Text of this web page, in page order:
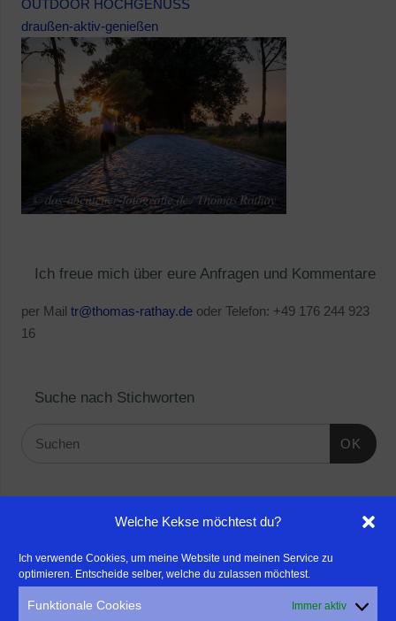
Welche Kekse möchtest du?
Ich verwende Cookies, um meine Website und meinen Service zu
optimieren. Entscheide selber, welche du zulassen möchtest.
Funktionale Cookies Immer aktiv
OUTDOOR HOCHGENUSS
draußen-aktiv-genießen
Ich freue mich über eure Anfragen und Kommentare
per Mail tr@thomas-rathay.deoder Telefon: +49 176 244 923
16
Suche nach Stichworten
OK
- Für professionelle Fotografen, die ihre Stärken mehr in den
Fokus rücken wollen, empfehle ich eine Beratung durch Frau
Dr. Martina Mettner